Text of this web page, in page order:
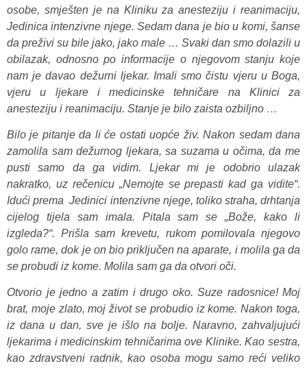
osobe, smješten je na Kliniku za anesteziju i reanimaciju,
Jedinica intenzivne njege. Sedam dana je bio u komi, šanse
da preživi su bile jako, jako male … Svaki dan smo dolazili u
obilazak, odnosno po informacije o njegovom stanju koje
nam je davao dežurni ljekar. Imali smo čistu vjeru u Boga,
vjeru u ljekare i medicinske tehničare na Klinici za
anesteziju i reanimaciju. Stanje je bilo zaista ozbiljno …
Bilo je pitanje da li će ostati uopće živ. Nakon sedam dana
zamolila sam dežurnog ljekara, sa suzama u očima, da me
pusti samo da ga vidim. Ljekar mi je odobrio ulazak
nakratko, uz rečenicu „Nemojte se prepasti kad ga vidite“.
Idući prema Jedinici intenzivne njege, toliko straha, drhtanja
cijelog tijela sam imala. Pitala sam se „Bože, kako li
izgleda?“. Prišla sam krevetu, rukom pomilovala njegovo
golo rame, dok je on bio priključen na aparate, i molila ga da
se probudi iz kome. Molila sam ga da otvori oči.
Otvorio je jedno a zatim i drugo oko. Suze radosnice! Moj
brat, moje zlato, moj život se probudio iz kome. Nakon toga,
iz dana u dan, sve je išlo na bolje. Naravno, zahvaljujući
ljekarima i medicinskim tehničarima ove Klinike. Kao sestra,
kao zdravstveni radnik, kao osoba mogu samo reći veliko